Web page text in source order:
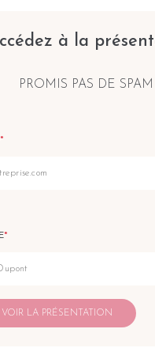
à la
PROMIS PAS DE SPAM
*
*